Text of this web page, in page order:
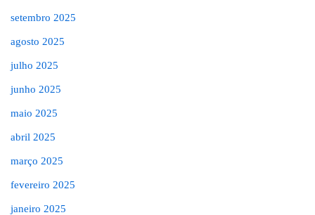
setembro 2025
agosto 2025
julho 2025
junho 2025
maio 2025
abril 2025
março 2025
fevereiro 2025
janeiro 2025